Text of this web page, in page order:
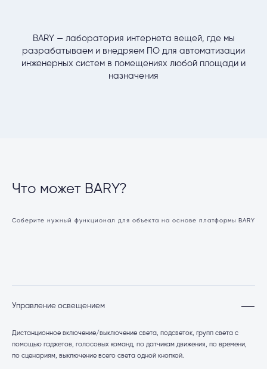
BARY — лаборатория интернета вещей, где мы
разрабатываем и внедряем ПО для автоматизации
инженерных систем в помещениях любой площади и
назначения
Что может BARY?
Соберите нужный функционал для объекта на основе платформы BARY
Управление освещением
Дистанционное включение/выключение света, подсветок, групп света с
помощью гаджетов, голосовых команд, по датчикам движения, по времени,
по сценариям, выключение всего света одной кнопкой.